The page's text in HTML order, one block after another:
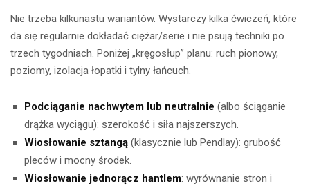
Nie trzeba kilkunastu wariantów. Wystarczy kilka ćwiczeń, które
da się regularnie dokładać ciężar/serie i nie psują techniki po
trzech tygodniach. Poniżej „kręgosłup” planu: ruch pionowy,
poziomy, izolacja łopatki i tylny łańcuch.
Podciąganie nachwytem lub neutralnie (albo ściąganie
drążka wyciągu): szerokość i siła najszerszych.
Wiosłowanie sztangą (klasycznie lub Pendlay): grubość
pleców i mocny środek.
Wiosłowanie jednorącz hantlem: wyrównanie stron i